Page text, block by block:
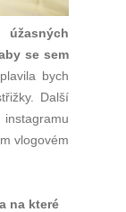
se sem
bych
Další
vlogovém
na které